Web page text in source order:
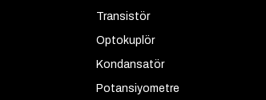
Transistör
Optokuplör
Kondansatör
Potansiyometre